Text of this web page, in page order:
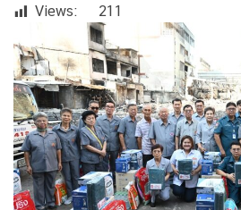
Views: 211